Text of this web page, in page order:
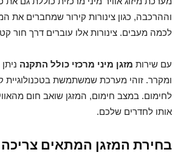
וההרכבה, כגון צינורות קירור שמחברים את
לכמה מעבים. צינורות אלו עוברים דרך חור
עם שירות מזגן מיני מרכזי כולל התקנה
ומקרר. זוהי מערכת שמשתמשת בטכנולוגיית
לחימום. במצב חימום, המזגן שואב חום
אותו לחדרים שלכם.
בחירת המזגן המתאים